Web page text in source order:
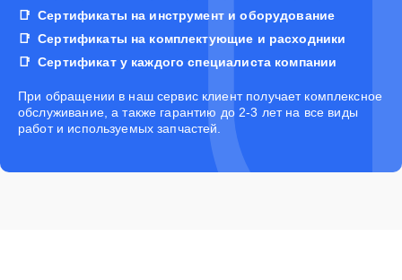
Сертификаты на инструмент и оборудование
Сертификаты на комплектующие и расходники
Сертификат у каждого специалиста компании
При обращении в наш сервис клиент получает комплексное
обслуживание, а также гарантию до 2-3 лет на все виды
работ и используемых запчастей.